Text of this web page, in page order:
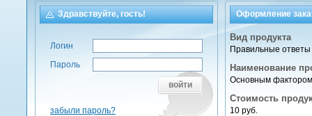
Оформление
Вид продукта
Правильные ответы
Наименование
Основным
Стоимость
10 руб.
Здравствуйте, гость!
Логин
Пароль
войти
забыли пароль?